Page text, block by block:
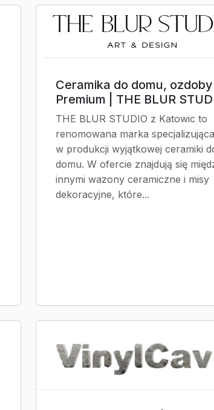
Ceramika do domu, ozdoby
Premium | THE BLUR
THE BLUR STUDIO z Katowic to
renomowana marka
w produkcji wyjątkowej ceramiki
domu. W ofercie znajdują się
innymi wazony ceramiczne i misy
dekoracyjne, które...